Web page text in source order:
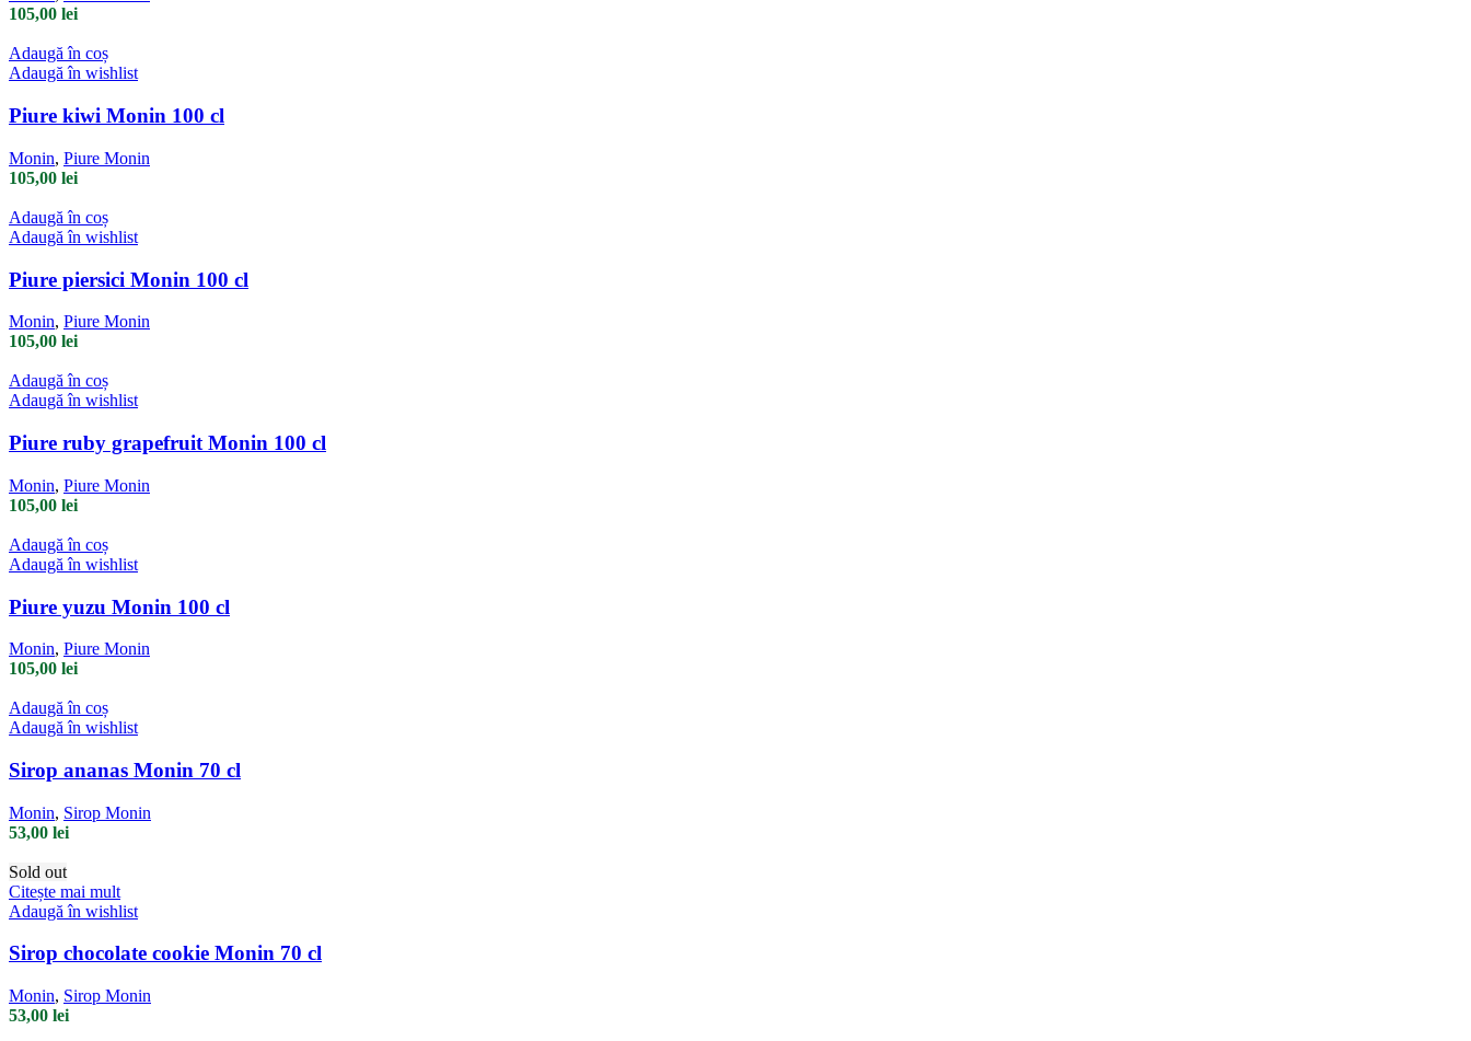
105,00 lei
Adaugă în coș
Adaugă în wishlist
Piure kiwi Monin 100 cl
Monin, Piure Monin
105,00 lei
Adaugă în coș
Adaugă în wishlist
Piure piersici Monin 100 cl
Monin, Piure Monin
105,00 lei
Adaugă în coș
Adaugă în wishlist
Piure ruby grapefruit Monin 100 cl
Monin, Piure Monin
105,00 lei
Adaugă în coș
Adaugă în wishlist
Piure yuzu Monin 100 cl
Monin, Piure Monin
105,00 lei
Adaugă în coș
Adaugă în wishlist
Sirop ananas Monin 70 cl
Monin, Sirop Monin
53,00 lei
Sold out
Citește mai mult
Adaugă în wishlist
Sirop chocolate cookie Monin 70 cl
Monin, Sirop Monin
53,00 lei